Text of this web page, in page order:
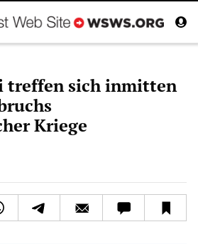
treffen sich inmitten
Kriege